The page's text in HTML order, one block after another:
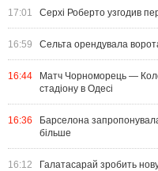
17:01 Серхі Роберто узгодив
16:59 Сельта орендувала
16:44
Матч Чорноморець —
стадіону в Одесі
16:36
Барселона
більше
16:12 Галатасарай зробить